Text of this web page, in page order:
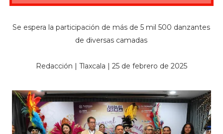
Se espera la participación de más de 5 mil 500 danzantes
de diversas camadas
Redacción | Tlaxcala | 25 de febrero de 2025